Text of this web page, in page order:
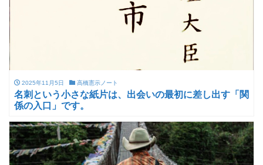
2025年11月5日 高橋憲示ノート
名刺という小さな紙片は、出会いの最初に差し出す「関
係の入口」です。